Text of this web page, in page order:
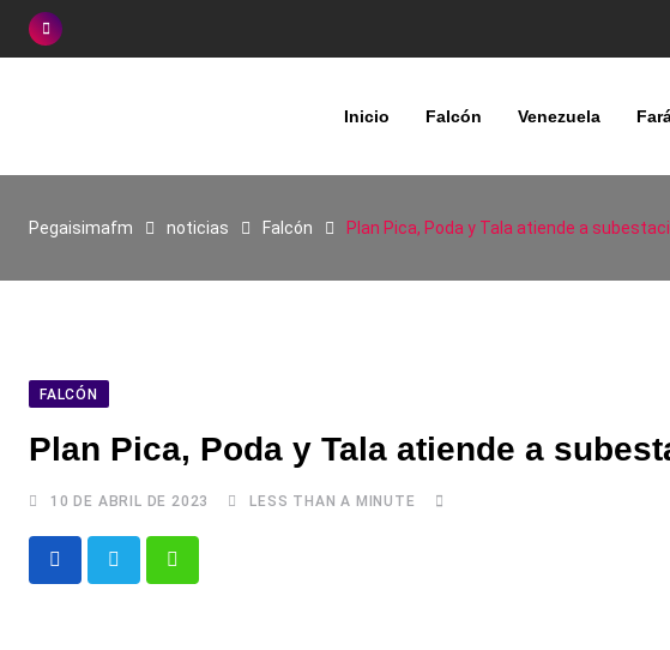
Skip
Inicio Falcón Venezuela
Pegaisimafm noticias Falcón Plan Pica, Poda y Tala atiende a
FALCÓN
Plan Pica, Poda y Tala atiende a
10 DE ABRIL DE 2023 LESS THAN A MINUTE